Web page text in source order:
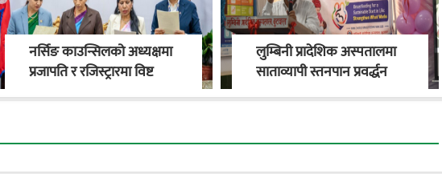
नर्सिङ काउन्सिलको अध्यक्षमा
प्रजापति र रजिस्ट्रारमा विष्ट
नियुक्त
लुम्बिनी प्रादेशिक अस्पतालमा
साताव्यापी स्तनपान प्रवर्द्धन
अभियान